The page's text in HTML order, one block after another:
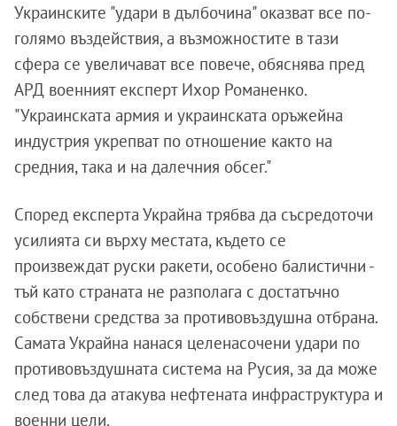
Украинските "удари в дълбочина" оказват все по-
голямо въздействия, а възможностите в тази
сфера се увеличават все повече, обяснява пред
АРД военният експерт Ихор Романенко.
"Украинската армия и украинската оръжейна
индустрия укрепват по отношение както на
средния, така и на далечния обсег."
Според експерта Украйна трябва да съсредоточи
усилията си върху местата, където се
произвеждат руски ракети, особено балистични -
тъй като страната не разполага с достатъчно
собствени средства за противовъздушна отбрана.
Самата Украйна нанася целенасочени удари по
противовъздушната система на Русия, за да може
след това да атакува нефтената инфраструктура и
военни цели.